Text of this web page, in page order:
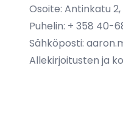
Osoite: Antinkatu 2,
Puhelin: + 358 40-
Sähköposti:
Allekirjoitusten ja